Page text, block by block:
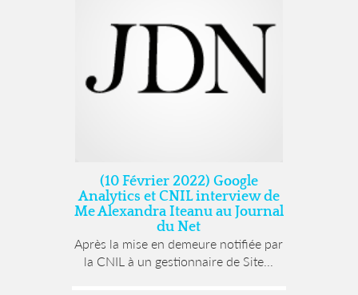
(10 Février 2022) Google
Analytics et CNIL interview de
Me Alexandra Iteanu au Journal
du Net
Après la mise en demeure notifiée par
la CNIL à un gestionnaire de Site...